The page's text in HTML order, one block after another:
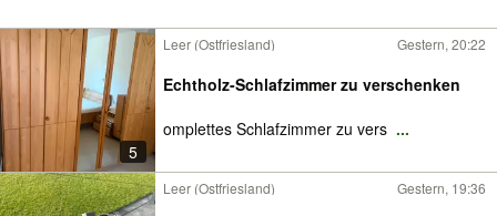
5
Leer (Ostfriesland) Gestern, 20:22
Echtholz-Schlafzimmer zu verschenken
omplettes Schlafzimmer zu vers ...
Leer (Ostfriesland) Gestern, 19:36